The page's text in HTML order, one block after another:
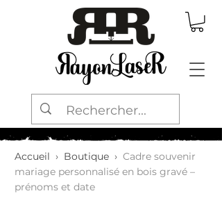
Accueil › Boutique › Cadre souvenir
mariage personnalisé en bois gravé –
prénoms et date